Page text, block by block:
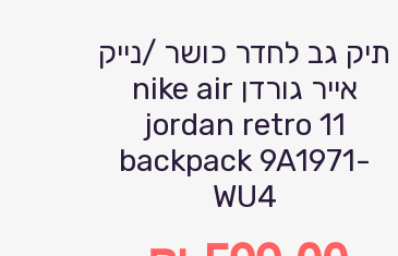
תיק גב לחדר כושר /נייק
אייר גורדן nike air
jordan retro 11
backpack 9A1971-
WU4